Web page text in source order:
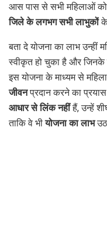
आस पास से सभी महिलाओं को
जिले के लगभग सभी लाभुकों
बता दे योजना का लाभ उन्हीं
स्वीकृत हो चुका है और
इस योजना के माध्यम से
जीवनप्रदान करने का
आधार से लिंक नहींहैं, उन्हें
ताकि वे भीयोजना का लाभ